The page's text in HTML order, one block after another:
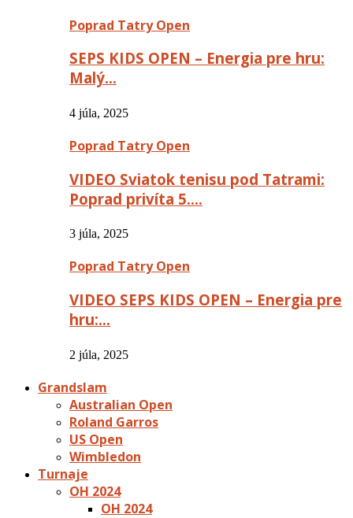
Poprad Tatry Open
SEPS KIDS OPEN – Energia pre hru:
Malý…
4 júla, 2025
Poprad Tatry Open
VIDEO Sviatok tenisu pod Tatrami:
Poprad privíta 5….
3 júla, 2025
Poprad Tatry Open
VIDEO SEPS KIDS OPEN – Energia pre
hru:…
2 júla, 2025
Grandslam
Australian Open
Roland Garros
US Open
Wimbledon
Turnaje
OH 2024
OH 2024